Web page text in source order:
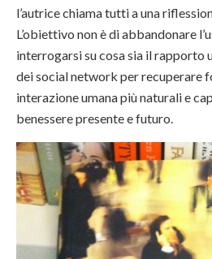
l’autrice chiama tutti a una
L’obiettivo non è di abbandonare
interrogarsi su cosa sia il rapporto
dei social network per recuperare
interazione umana più naturali e
benessere presente e futuro.